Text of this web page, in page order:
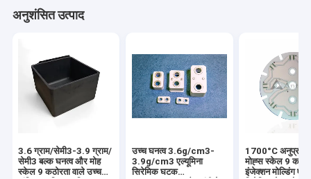
अनुशंसित उत्पाद
3.6 ग्राम/सेमी3-3.9 ग्राम/
सेमी3 बल्क घनत्व और मोह
स्केल 9 कठोरता वाले उच्च
उच्च घनत्व 3.6g/cm3-
3.9g/cm3 एल्यूमिना
सिरेमिक घटक
1700°C
मोह्स स्केल 9
इंजेक्शन मोल्डिंग